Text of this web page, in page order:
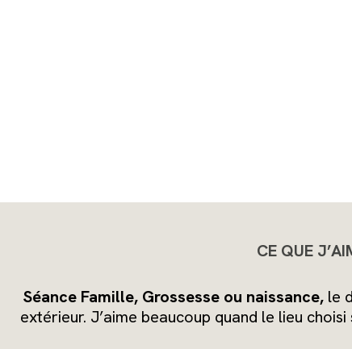
CE QUE
Séance Famille, Grossesse ou naissance, le
extérieur. J’aime beaucoup quand le lieu